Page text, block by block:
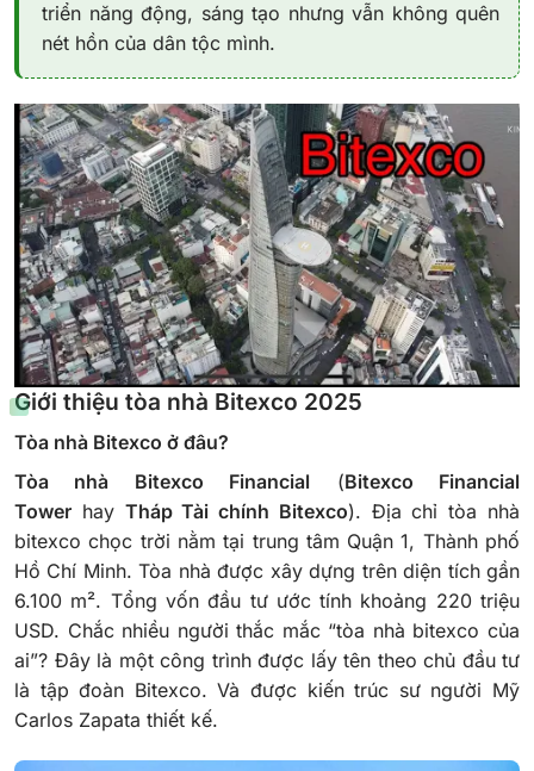
triển năng động, sáng tạo nhưng vẫn không quên
nét hồn của dân tộc mình.
Giới thiệu tòa nhà Bitexco 2025
Tòa nhà Bitexco ở đâu?
Tòa nhà Bitexco Financial (Bitexco Financial
Tower hay Tháp Tài chính Bitexco). Địa chỉ tòa nhà
bitexco chọc trời nằm tại trung tâm Quận 1, Thành phố
Hồ Chí Minh. Tòa nhà được xây dựng trên diện tích gần
6.100 m². Tổng vốn đầu tư ước tính khoảng 220 triệu
USD. Chắc nhiều người thắc mắc “tòa nhà bitexco của
ai”? Đây là một công trình được lấy tên theo chủ đầu tư
là tập đoàn Bitexco. Và được kiến trúc sư người Mỹ
Carlos Zapata thiết kế.